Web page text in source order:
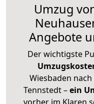
Umzug
Angebote
Der wichtigste
Wiesbaden
Tennstedt –ein